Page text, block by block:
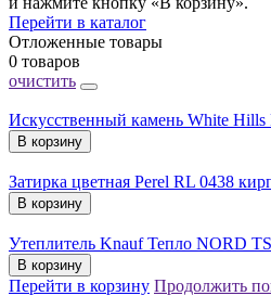
Перейти в каталог
Отложенные товары
0 товаров
очистить
Искусственный камень White Hills
В корзину
Затирка цветная Perel RL 0438
В корзину
Утеплитель Knauf Тепло NORD
В корзину
Перейти в корзину Продолжить